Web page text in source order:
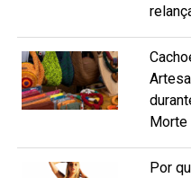
Morte
Por